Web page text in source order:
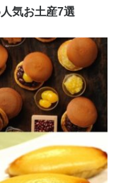
気お土産7選